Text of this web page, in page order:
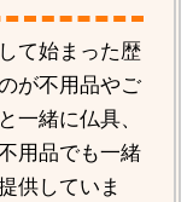
て始まった歴
が不用品やご
一緒に仏具、
用品でも一緒
供していま